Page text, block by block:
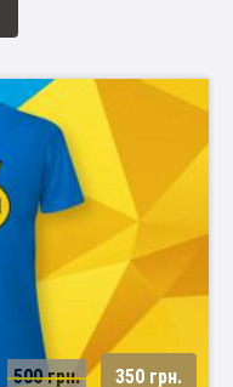
500 грн. 350 грн.